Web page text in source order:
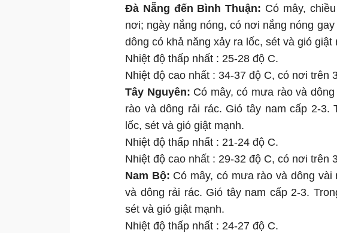
Đà Nẵng đến Bình Thuận: Có mây,
nơi; ngày nắng nóng, có nơi nắng nóng
dông có khả năng xảy ra lốc, sét và gió giật
Nhiệt độ thấp nhất : 25-28 độ C.
Nhiệt độ cao nhất : 34-37 độ C, có nơi trên
Tây Nguyên: Có mây, có mưa rào và
rào và dông rải rác. Gió tây nam cấp 2-3.
lốc, sét và gió giật mạnh.
Nhiệt độ thấp nhất : 21-24 độ C.
Nhiệt độ cao nhất : 29-32 độ C, có nơi trên
Nam Bộ: Có mây, có mưa rào và dông
và dông rải rác. Gió tây nam cấp 2-3.
sét và gió giật mạnh.
Nhiệt độ thấp nhất : 24-27 độ C.